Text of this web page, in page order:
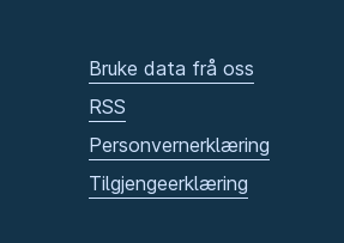
Bruke data frå oss
RSS
Personvernerklæring
Tilgjengeerklæring